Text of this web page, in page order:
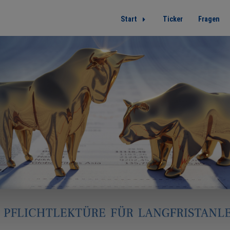
Start Ticker Fragen